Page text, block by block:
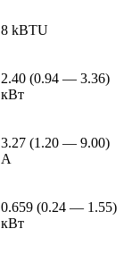
8 kBTU
2.40 (0.94 — 3.36)
кВт
3.27 (1.20 — 9.00)
А
0.659 (0.24 — 1.55)
кВт